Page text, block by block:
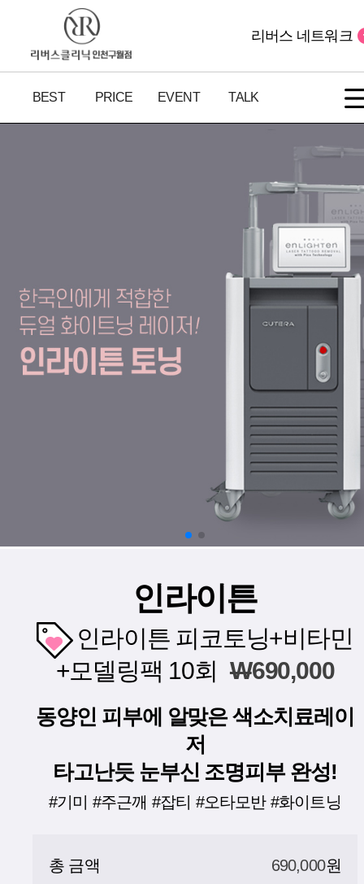
BEST PRICE EVENT TALK
리버스 네트워크
인라이튼
인라이튼 피코토닝+비타민
+모델링팩 10회 W690,000
동양인 피부에 알맞은 색소치료레이
저
타고난듯 눈부신 조명피부 완성!
#기미 #주근깨 #잡티 #오타모반 #화이트닝
총 금액 690,000원